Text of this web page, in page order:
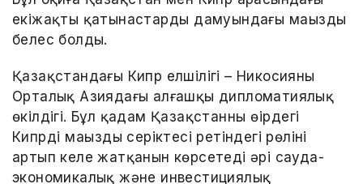
екіжақты қатынастардың дамуындағы маңызды
белес болды.
Қазақстандағы Кипр елшілігі – Никосияның
Орталық Азиядағы алғашқы дипломатиялық
өкілдігі. Бұл қадам Қазақстанның өңірдегі
Кипрдің маңызды серіктесі ретіндегі рөлінің
артып келе жатқанын көрсетеді әрі сауда-
экономикалық және инвестициялық